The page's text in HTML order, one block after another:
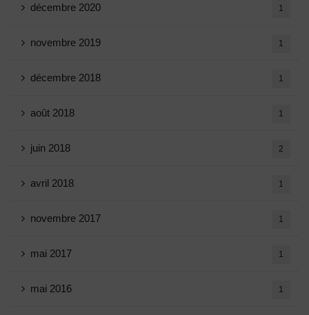
décembre 2020 1
novembre 2019 1
décembre 2018 1
août 2018 1
juin 2018 2
avril 2018 1
novembre 2017 1
mai 2017 1
mai 2016 1